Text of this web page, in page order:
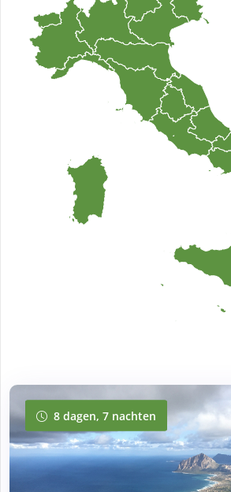
8 dagen, 7 nachten
8 dagen, 7 nachten